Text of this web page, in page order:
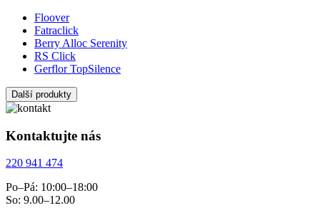
Floover
Fatraclick
Berry Alloc Serenity
RS Click
Gerflor TopSilence
Další produkty
Kontaktujte nás
220 941 474
Po–Pá: 10:00–18:00
So: 9.00–12.00